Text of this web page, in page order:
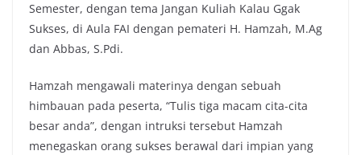
Semester, dengan tema Jangan Kuliah Kalau Ggak
Sukses, di Aula FAI dengan pemateri H. Hamzah, M.Ag
dan Abbas, S.Pdi.
Hamzah mengawali materinya dengan sebuah
himbauan pada peserta, “Tulis tiga macam cita-cita
besar anda”, dengan intruksi tersebut Hamzah
menegaskan orang sukses berawal dari impian yang